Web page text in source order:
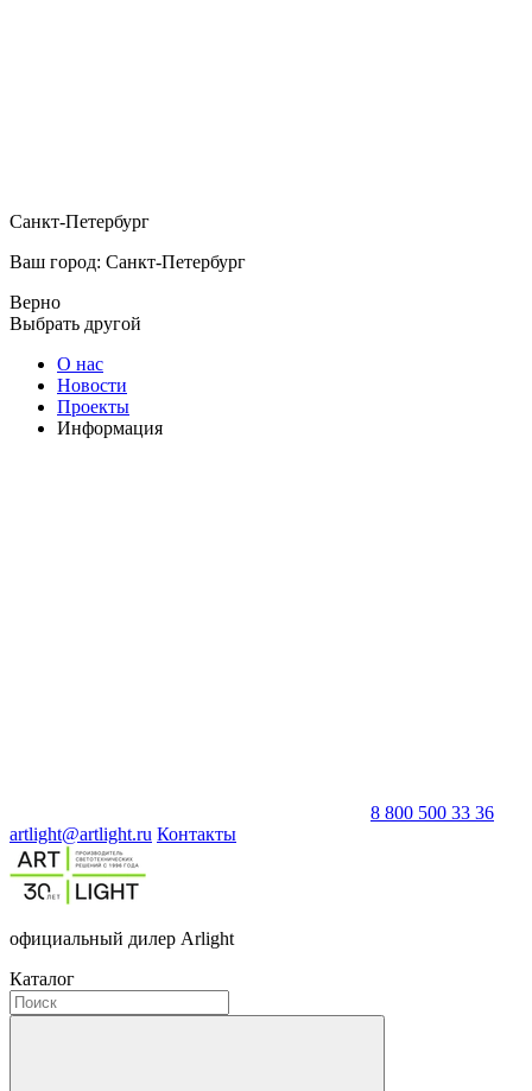
Санкт-Петербург
Ваш город: Санкт-Петербург
Верно
Выбрать другой
О нас
Новости
Проекты
Информация
8 800 500 33 36
artlight@artlight.ru Контакты
официальный дилер Arlight
Каталог